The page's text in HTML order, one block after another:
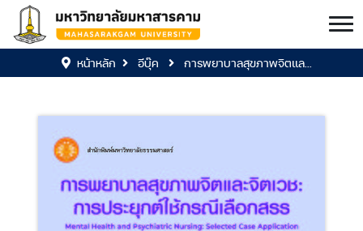
หน้าหลัก อีบุ๊ค การพยาบาลสุขภาพจิตแล...